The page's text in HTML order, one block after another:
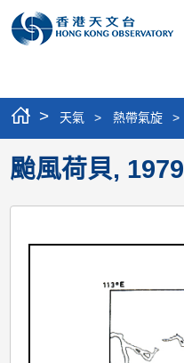
> 天氣 > 熱帶氣旋 >
颱風荷貝, 1979